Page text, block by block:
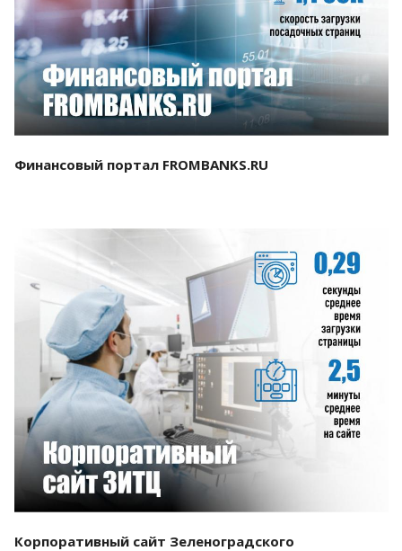
Смотреть проект
Финансовый портал FROMBANKS.RU
Смотреть проект
Корпоративный сайт Зеленоградского